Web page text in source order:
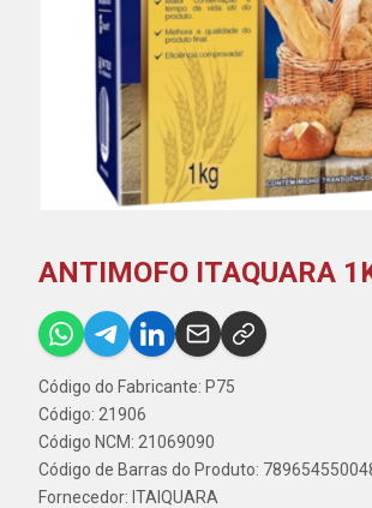
ANTIMOFO ITAQUARA
Código do Fabricante: P75
Código: 21906
Código NCM: 21069090
Código de Barras do Produto:
Fornecedor: ITAIQUARA